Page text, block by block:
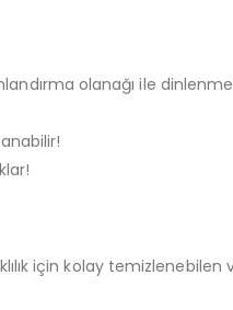
olanağı ile
için kolay